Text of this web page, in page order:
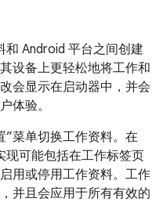
Android 平台之间创建
设备上更轻松地将工作和
会显示在启动器中，并会
体验。
”菜单切换工作资料。在
现可能包括在工作标签页
用或停用工作资料。工作
并且会应用于所有有效的